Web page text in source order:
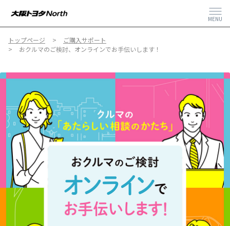
MENU
トップページ
ご購入サポート
おクルマのご検討、オンラインでお手伝いします！